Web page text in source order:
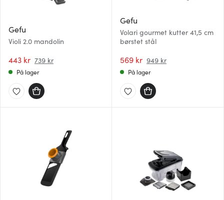
Gefu
Violi 2.0 mandolin
443 kr 739 kr
På lager
Gefu
Volari gourmet kutter 41,5 cm
børstet stål
569 kr 949 kr
På lager